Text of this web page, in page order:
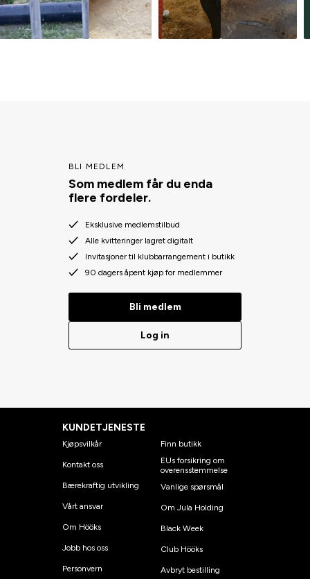
BLI MEDLEM
Som medlem får du enda
flere fordeler.
Eksklusive medlemstilbud
Alle kvitteringer lagret digitalt
Invitasjoner til klubbarrangement i butikk
90 dagers åpent kjøp for medlemmer
Bli medlem
Log in
KUNDETJENESTE
Kjøpsvilkår
Kontakt oss
Bærekraftig utvikling
Vårt ansvar
Om Hööks
Jobb hos oss
Personvern
Finn butikk
EUs forsikring om
overensstemmelse
Vanlige spørsmål
Om Jula Holding
Black Week
Club Hööks
Avbryt bestilling